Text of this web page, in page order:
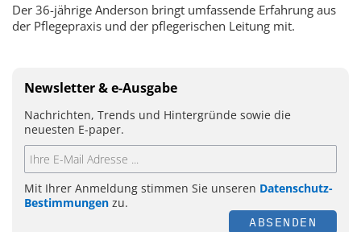
Der 36-jährige Anderson bringt umfassende Erfahrung aus
der Pflegepraxis und der pflegerischen Leitung mit.
Newsletter & e-Ausgabe
Nachrichten, Trends und Hintergründe sowie die
neuesten E-paper.
Mit Ihrer Anmeldung stimmen Sie unseren Datenschutz-
Bestimmungen zu.
ABSENDEN